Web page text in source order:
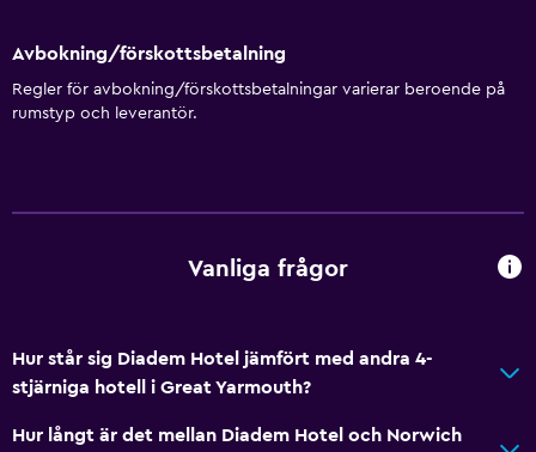
Frukt
Dietspecifika menyer (vid begäran)
Restaurang
Kylskåp
Matplats
Matbord
Avbokning/förskottsbetalning
Regler för avbokning/förskottsbetalningar varierar beroende på
rumstyp och leverantör.
Vanliga frågor
Hur står sig Diadem Hotel jämfört med andra 4-
stjärniga hotell i Great Yarmouth?
Hur långt är det mellan Diadem Hotel och Norwich